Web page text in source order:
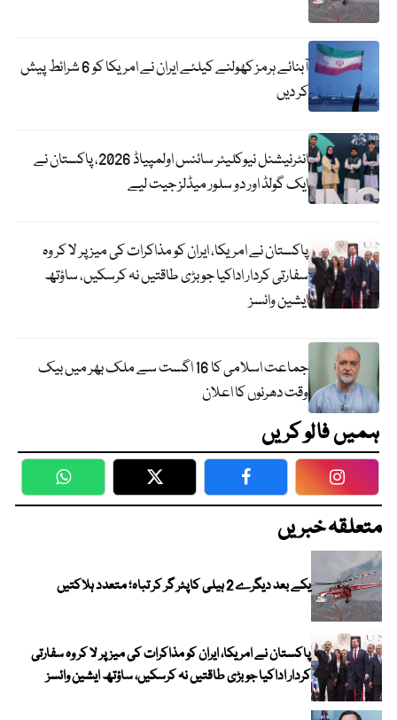
آبنائے ہرمز کھولنے کیلئے ایران نے امریکا کو 6 شرائط پیش
کر دیں
انٹرنیشنل نیوکلیئر سائنس اولمپیاڈ 2026، پاکستان نے
ایک گولڈ اور دو سلور میڈلز جیت لیے
پاکستان نے امریکا، ایران کو مذاکرات کی میز پر لا کر وہ
سفارتی کردار اداکیا جو بڑی طاقتیں نہ کرسکیں، ساؤتھ
ایشین وائسز
جماعت اسلامی کا 16 اگست سے ملک بھر میں بیک
وقت دھرنوں کا اعلان
ہمیں فالو کریں
WhatsApp Twitter Facebook
متعلقہ خبریں
یکے بعد دیگرے 2 ہیلی کاپٹر گر کر تباہ؛ متعدد ہلاکتیں
پاکستان نے امریکا، ایران کو مذاکرات کی میز پر لا کر وہ سفارتی
کردار اداکیا جو بڑی طاقتیں نہ کرسکیں، ساؤتھ ایشین وائسز